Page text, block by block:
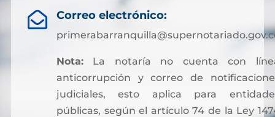
 Correo electrónico:
Nota:La notaría no cuenta con
anticorrupción y correo de
judiciales, esto aplica para
públicas, según el artículo 74 de la Ley